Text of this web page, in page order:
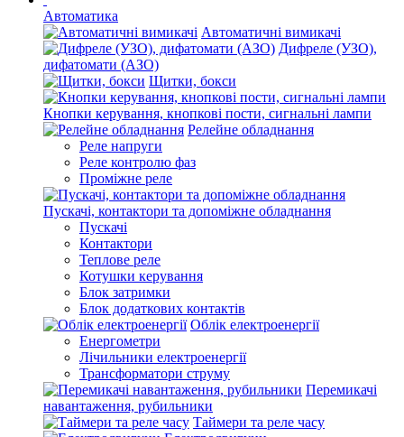
Автоматика
Автоматичні вимикачі
Дифреле (УЗО),
дифатомати (АЗО)
Щитки, бокси
Кнопки керування, кнопкові пости, сигнальні лампи
Релейне обладнання
Реле напруги
Реле контролю фаз
Проміжне реле
Пускачі, контактори та допоміжне обладнання
Пускачі
Контактори
Теплове реле
Котушки керування
Блок затримки
Блок додаткових контактів
Облік електроенергії
Енергометри
Лічильники електроенергії
Трансформатори струму
Перемикачі
навантаження, рубильники
Таймери та реле часу